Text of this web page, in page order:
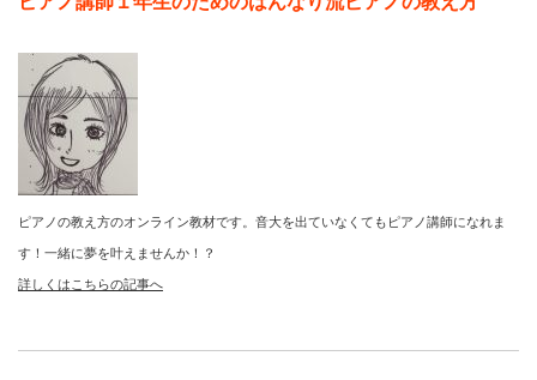
ピアノの教え方のオンライン教材です。音大を出ていなくてもピアノ講師になれま
す！一緒に夢を叶えませんか！？
詳しくはこちらの記事へ